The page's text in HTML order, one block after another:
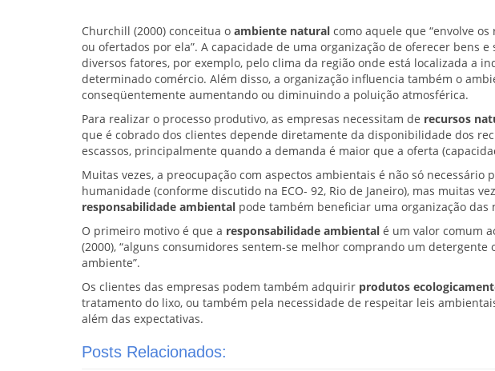
Churchill (2000) conceitua o ambiente natural como aquele que “envolve
ou ofertados por ela”. A capacidade de uma organização de oferecer bens
diversos fatores, por exemplo, pelo clima da região onde está localizada a
determinado comércio. Além disso, a organização influencia também o
conseqüentemente aumentando ou diminuindo a poluição atmosférica.
Para realizar o processo produtivo, as empresas necessitam de recursos
que é cobrado dos clientes depende diretamente da disponibilidade dos
escassos, principalmente quando a demanda é maior que a oferta
Muitas vezes, a preocupação com aspectos ambientais é não só necessário
humanidade (conforme discutido na ECO- 92, Rio de Janeiro), mas muitas
responsabilidade ambiental pode também beneficiar uma organização das
O primeiro motivo é que a responsabilidade ambiental é um valor comum
(2000), “alguns consumidores sentem-se melhor comprando um
ambiente”.
Os clientes das empresas podem também adquirir produtos
tratamento do lixo, ou também pela necessidade de respeitar leis
além das expectativas.
Posts Relacionados: